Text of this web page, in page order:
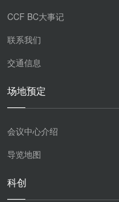
CCF BC大事记
联系我们
交通信息
场地预定
会议中心介绍
导览地图
科创